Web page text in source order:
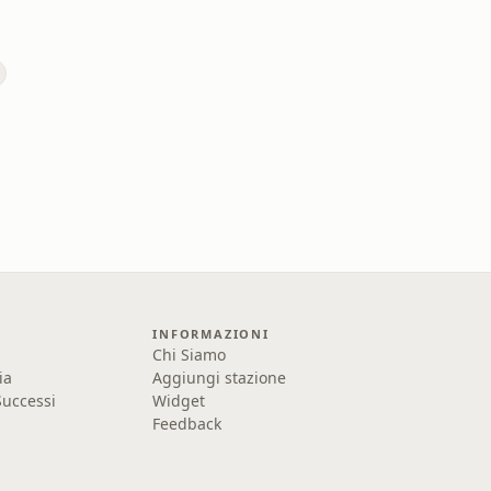
INFORMAZIONI
Chi Siamo
Aggiungi stazione
Widget
Feedback